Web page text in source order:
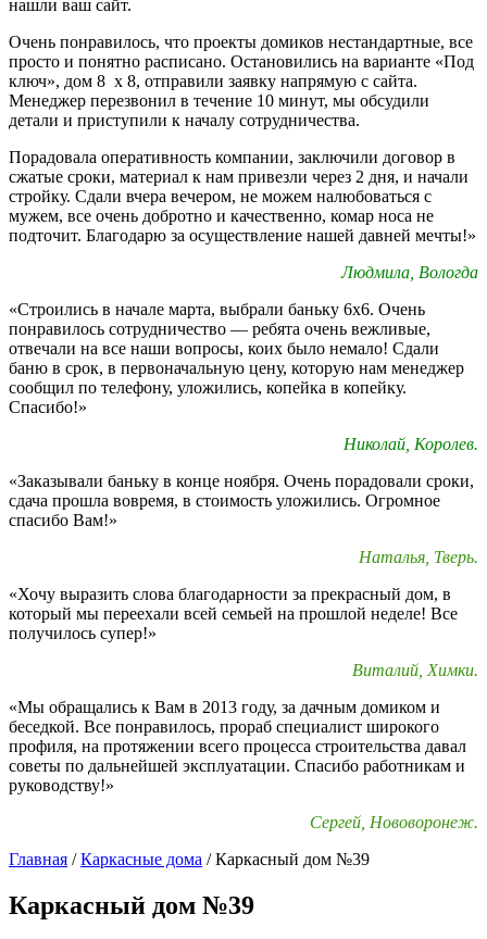
нашли ваш сайт.
Очень понравилось, что проекты домиков нестандартные, все
просто и понятно расписано. Остановились на варианте «Под
ключ», дом 8 х 8, отправили заявку напрямую с сайта.
Менеджер перезвонил в течение 10 минут, мы обсудили
детали и приступили к началу сотрудничества.
Порадовала оперативность компании, заключили договор в
сжатые сроки, материал к нам привезли через 2 дня, и начали
стройку. Сдали вчера вечером, не можем налюбоваться с
мужем, все очень добротно и качественно, комар носа не
подточит. Благодарю за осуществление нашей давней мечты!»
Людмила, Вологда
«Строились в начале марта, выбрали баньку 6х6. Очень
понравилось сотрудничество — ребята очень вежливые,
отвечали на все наши вопросы, коих было немало! Сдали
баню в срок, в первоначальную цену, которую нам менеджер
сообщил по телефону, уложились, копейка в копейку.
Спасибо!»
Николай, Королев.
«Заказывали баньку в конце ноября. Очень порадовали сроки,
сдача прошла вовремя, в стоимость уложились. Огромное
спасибо Вам!»
Наталья, Тверь.
«Хочу выразить слова благодарности за прекрасный дом, в
который мы переехали всей семьей на прошлой неделе! Все
получилось супер!»
Виталий, Химки.
«Мы обращались к Вам в 2013 году, за дачным домиком и
беседкой. Все понравилось, прораб специалист широкого
профиля, на протяжении всего процесса строительства давал
советы по дальнейшей эксплуатации. Спасибо работникам и
руководству!»
Сергей, Нововоронеж.
Главная /Каркасные дома /Каркасный дом №39
Каркасный дом №39